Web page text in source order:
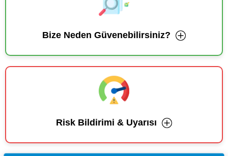
Bize Neden Güvenebilirsiniz?
Risk Bildirimi & Uyarısı